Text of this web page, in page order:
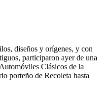
diseños y orígenes, y con
participaron ayer de una
Clásicos de la
porteño de Recoleta hasta